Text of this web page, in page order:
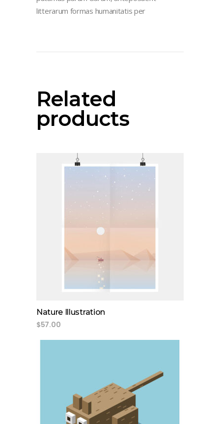
litterarum formas humanitatis per
Related
products
add to cart
Nature Illustration
$57.00
add to cart